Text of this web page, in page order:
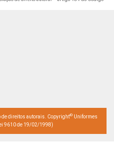
de direitos autorais. Copyright© Uniformes
9610 de 19/02/1998)